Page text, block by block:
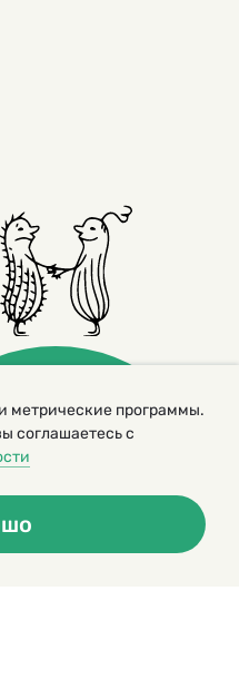
иллюстрированный
с разрешения редакторов
метрические программы.
соглашаетесь с